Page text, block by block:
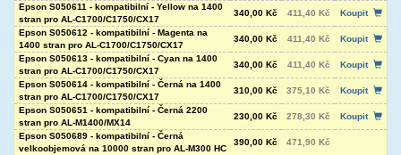
Epson S050611 - kompatibilní - Yellow na 1400
stran pro AL-C1700/C1750/CX17
340,00 Kč 411,40 Kč
Koupit
Epson S050612 - kompatibilní - Magenta na
1400 stran pro AL-C1700/C1750/CX17
340,00 Kč 411,40 Kč
Koupit
Epson S050613 - kompatibilní - Cyan na 1400
stran pro AL-C1700/C1750/CX17
340,00 Kč 411,40 Kč
Koupit
Epson S050614 - kompatibilní - Černá na 1400
stran pro AL-C1700/C1750/CX17
310,00 Kč 375,10 Kč
Koupit
Epson S050651 - kompatibilní - Černá 2200
stran pro AL-M1400/MX14
230,00 Kč 278,30 Kč
Koupit
Epson S050689 - kompatibilní - Černá
velkoobjemová na 10000 stran pro AL-M300 HC
390,00 Kč
471,90 Kč